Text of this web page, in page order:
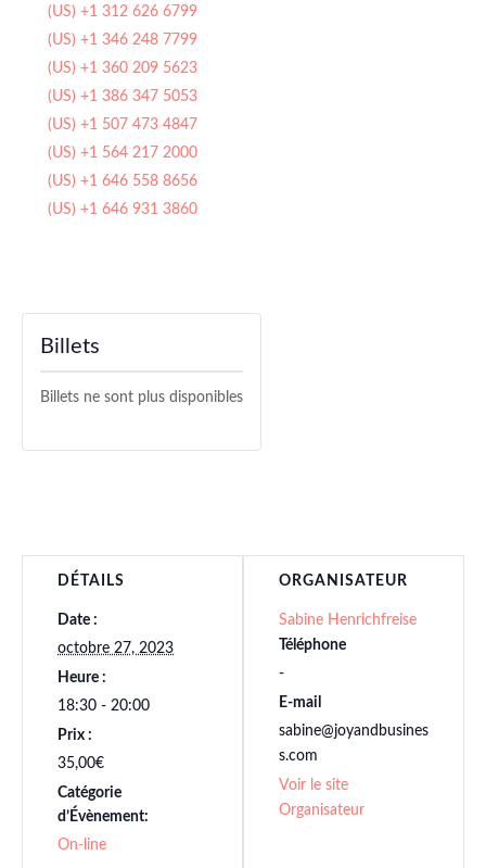
(US) +1 312 626 6799
(US) +1 346 248 7799
(US) +1 360 209 5623
(US) +1 386 347 5053
(US) +1 507 473 4847
(US) +1 564 217 2000
(US) +1 646 558 8656
(US) +1 646 931 3860
DÉTAILS
Date :
octobre 27, 2023
Heure :
18:30 - 20:00
Prix :
35,00€
Catégorie
d’Évènement:
On-line
ORGANISATEUR
Sabine Henrichfreise
Téléphone
-
E-mail
sabine@joyandbusines
s.com
Voir le site
Organisateur
Billets
Billets ne sont plus disponibles